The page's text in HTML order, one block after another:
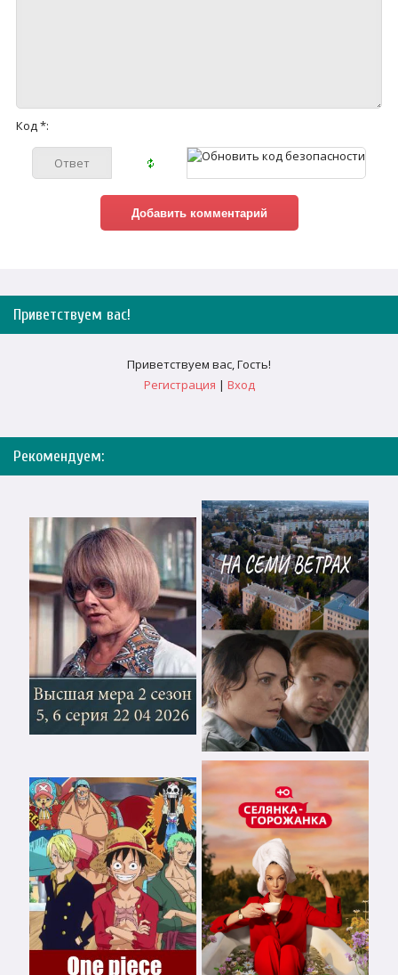
Код *:
Приветствуем вас!
Приветствуем вас,Гость!
Регистрация | Вход
Рекомендуем: